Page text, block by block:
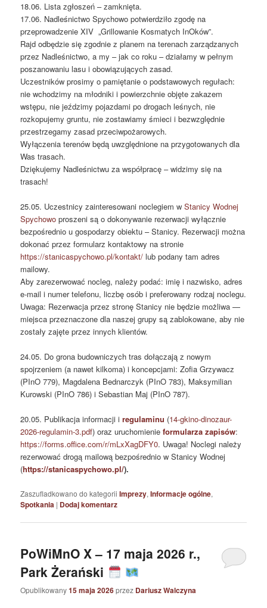
18.06. Lista zgłoszeń – zamknięta.
17.06. Nadleśnictwo Spychowo potwierdziło zgodę na
przeprowadzenie XIV „Grillowanie Kosmatych InOków”.
Rajd odbędzie się zgodnie z planem na terenach zarządzanych
przez Nadleśnictwo, a my – jak co roku – działamy w pełnym
poszanowaniu lasu i obowiązujących zasad.
Uczestników prosimy o pamiętanie o podstawowych regułach:
nie wchodzimy na młodniki i powierzchnie objęte zakazem
wstępu, nie jeździmy pojazdami po drogach leśnych, nie
rozkopujemy gruntu, nie zostawiamy śmieci i bezwzględnie
przestrzegamy zasad przeciwpożarowych.
Wyłączenia terenów będą uwzględnione na przygotowanych dla
Was trasach.
Dziękujemy Nadleśnictwu za współpracę – widzimy się na
trasach!
25.05. Uczestnicy zainteresowani noclegiem wStanicy Wodnej
Spychowo proszeni są o dokonywanie rezerwacji wyłącznie
bezpośrednio u gospodarzy obiektu – Stanicy. Rezerwacji można
dokonać przez formularz kontaktowy na stronie
https://stanicaspychowo.pl/kontakt/ lub podany tam adres
mailowy.
Aby zarezerwować nocleg, należy podać: imię i nazwisko, adres
e‑mail i numer telefonu, liczbę osób i preferowany rodzaj noclegu.
Uwaga: Rezerwacja przez stronę Stanicy nie będzie możliwa —
miejsca przeznaczone dla naszej grupy są zablokowane, aby nie
zostały zajęte przez innych klientów.
24.05. Do grona budowniczych tras dołączają z nowym
spojrzeniem (a nawet kilkoma) i koncepcjami: Zofia Grzywacz
(PInO 779), Magdalena Bednarczyk (PInO 783), Maksymilian
Kurowski (PInO 786) i Sebastian Maj (PInO 787).
20.05. Publikacja informacji iregulaminu (14-gkino-dinozaur-
2026-regulamin-3.pdf) oraz uruchomienieformularza zapisów:
https://forms.office.com/r/mLxXagDFY0. Uwaga! Noclegi należy
rezerwować drogą mailową bezpośrednio w Stanicy Wodnej
(https://stanicaspychowo.pl/).
Zaszufladkowano do kategorii Imprezy,Informacje ogólne,
Spotkania | Dodaj komentarz
PoWiMnO X – 17 maja 2026 r.,
Park Żerański
Opublikowany15 maja 2026przez Dariusz Walczyna